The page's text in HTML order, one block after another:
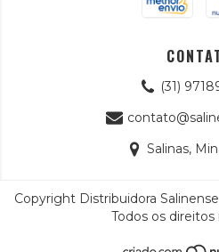
(31)
Salinas,
Copyright Distribuidora
Todos os direitos